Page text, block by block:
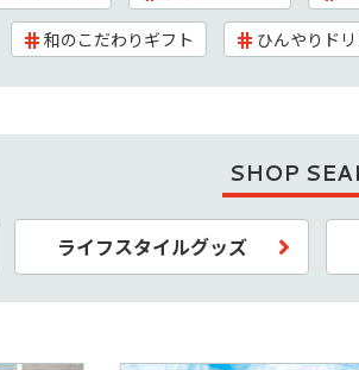
和のこだわりギフト ひんやりド
SHOP
ライフスタイルグッズ